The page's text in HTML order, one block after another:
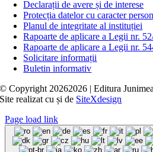
Declarații de avere și de interese
Protecția datelor cu caracter
Planul de integritate al instituției
Rapoarte de aplicare a Legii nr.
Rapoarte de aplicare a Legii nr.
Solicitare informații
Buletin informativ
© Copyright 20262026 | Editura
Site realizat cușide SiteXdesign
Page load link